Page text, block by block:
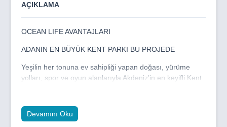
AÇIKLAMA
OCEAN LIFE AVANTAJLARI
ADANIN EN BÜYÜK KENT PARKI BU PROJEDE
Yeşilin her tonuna ev sahipliği yapan doğası, yürüme
yolları, spor ve oyun alanlarıyla Akdeniz’in en keyifli Kent
PLAJA 5 DAKİKA YÜRÜME MESAFESİ İLE LONG
BEACH'IN EN OZEL BÖLGELERİNDEN BİRİ!
Devamını Oku